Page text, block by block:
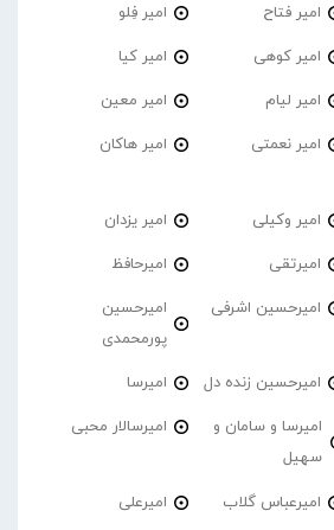
امیر فتاح امیر فِلو
امیر کوهی امیر کیا
امیر لیام امیر معین
امیر نعمتی امیر هاکان
امیر وکیلی امیر یزدان
امیرتقی امیرحافظ
امیرحسین اشرفی
امیرحسین
پورمحمدی
امیرحسین زنده دل امیرسا
امیرسا و سامان و
سهیل
امیرسالار محبی
امیرعباس گلاب امیرعلی